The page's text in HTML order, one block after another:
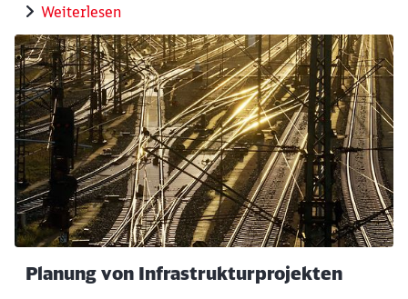
Weiterlesen
Planung von Infrastrukturprojekten